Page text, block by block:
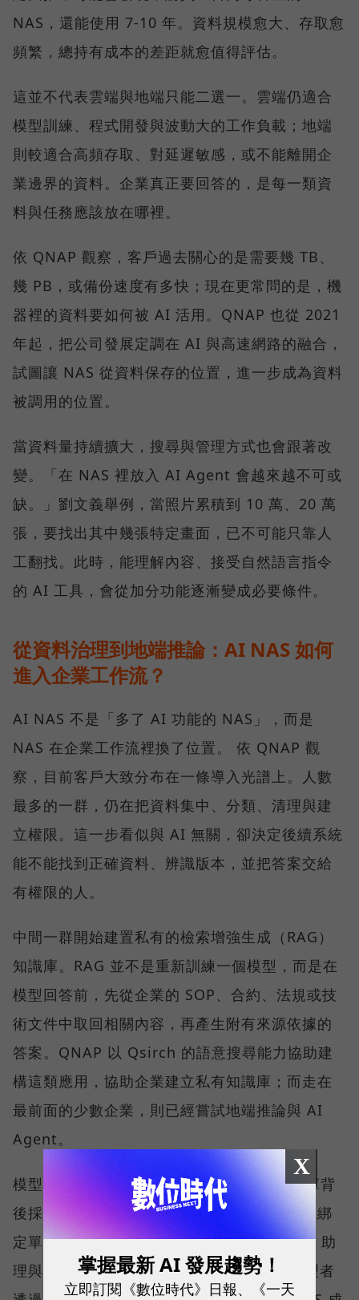
NAS，還能使用 7-10 年。資料規模愈大、存取愈
頻繁，總持有成本的差距就愈值得評估。
這並不代表雲端與地端只能二選一。雲端仍適合
模型訓練、程式開發與波動大的工作負載；地端
則較適合高頻存取、對延遲敏感，或不能離開企
業邊界的資料。企業真正要回答的，是每一類資
料與任務應該放在哪裡。
依 QNAP 觀察，客戶過去關心的是需要幾 TB、
幾 PB，或備份速度有多快；現在更常問的是，機
器裡的資料要如何被 AI 活用。QNAP 也從 2021
年起，把公司發展定調在 AI 與高速網路的融合，
試圖讓 NAS 從資料保存的位置，進一步成為資料
被調用的位置。
當資料量持續擴大，搜尋與管理方式也會跟著改
變。「在 NAS 裡放入 AI Agent 會越來越不可或
缺。」劉文義舉例，當照片累積到 10 萬、20 萬
張，要找出其中幾張特定畫面，已不可能只靠人
工翻找。此時，能理解內容、接受自然語言指令
的 AI 工具，會從加分功能逐漸變成必要條件。
從資料治理到地端推論：AI NAS 如何
進入企業工作流？
AI NAS 不是「多了 AI 功能的 NAS」，而是
NAS 在企業工作流裡換了位置。 依 QNAP 觀
察，目前客戶大致分布在一條導入光譜上。人數
最多的一群，仍在把資料集中、分類、清理與建
立權限。這一步看似與 AI 無關，卻決定後續系統
能不能找到正確資料、辨識版本，並把答案交給
有權限的人。
中間一群開始建置私有的檢索增強生成（RAG）
知識庫。RAG 並不是重新訓練一個模型，而是在
模型回答前，先從企業的 SOP、合約、法規或技
術文件中取回相關內容，再產生附有來源依據的
答案。QNAP 以 Qsirch 的語意搜尋能力協助建
構這類應用，協助企業建立私有知識庫；而走在
最前面的少數企業，則已經嘗試地端推論與 AI
Agent。
模型的選擇權，QNAP 刻意留給客戶。知識庫背
後採用哪一個模型，可由企業依需求決定，不綁
定單一 AI 供應商。QNAP 也以 QuAgent AI 助
理與模型情境協定（MCP）相關能力，讓管理者
X
掌握最新 AI 發展趨勢！
立即訂閱《數位時代》日報、《一天